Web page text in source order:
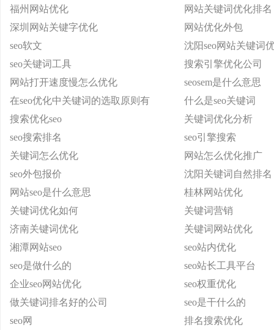
福州网站优化
网站关键词优化排名
深圳网站关键字优化
网站优化外包
seo软文
沈阳seo网站关键词
seo关键词工具
搜索引擎优化公司
网站打开速度慢怎么优化
seosem是什么意思
在seo优化中关键词的选取原则有
什么是seo关键词
搜索优化seo
关键词优化分析
seo搜索排名
seo引擎搜索
关键词怎么优化
网站怎么优化推广
seo外包报价
沈阳关键词自然排名
网站seo是什么意思
桂林网站优化
关键词优化如何
关键词营销
济南关键词优化
关键词网站优化
湘潭网站seo
seo站内优化
seo是做什么的
seo站长工具平台
企业seo网站优化
seo权重优化
做关键词排名好的公司
seo是干什么的
seo网
排名搜索优化